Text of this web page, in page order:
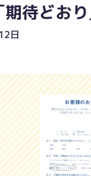
待どおり
日